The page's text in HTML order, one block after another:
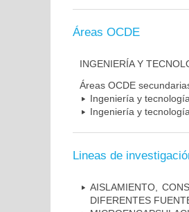
Áreas OCDE
INGENIERÍA Y
Áreas OCDE
Ingeniería y
Ingeniería y
Lineas de
AISLAMIENTO,
DIFERENTES